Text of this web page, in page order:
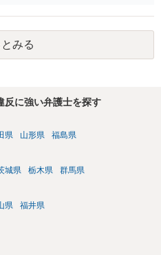
みる
反に強い弁護士を探す
県 山形県 福島県
城県 栃木県 群馬県
県 福井県